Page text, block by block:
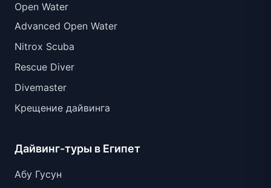
Open Water
Advanced Open Water
Nitrox Scuba
Rescue Diver
Divemaster
Крещение дайвинга
Дайвинг-туры в Египет
Абу Гусун